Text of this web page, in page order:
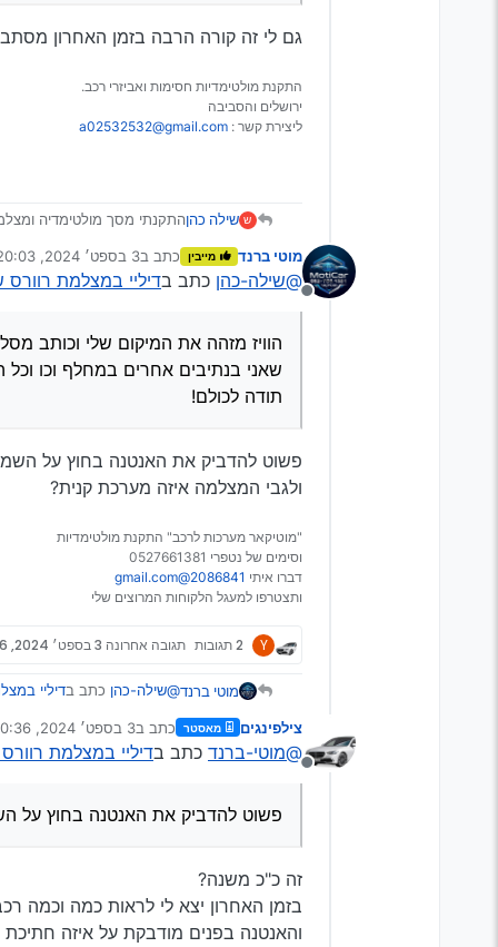
גם לי זה קורה הרבה בזמן האחרון
התקנת מולטימדיות חסימות ואביזרי רכב.
ירושלים והסביבה
ליצירת קשר : a02532532@gmail.com
ש שילה כהן
כשאני ברוורס המצלמה
הוויז מזהה את המיקום
מנותק
מוטי ברנד מייבין כתב ב3 בספט׳ 2024, 20:03
נערך לאחרונה על ידי
@שילה-כהן כתב בדיליי במצלמת רוורס
הוויז מזהה את המיקום שלי וכותב
שאני בנתיבים אחרים במחלף וכו
תודה לכולם!
פשוט להדביק את האנטנה בחוץ על
ולגבי המצלמה איזה מערכת קנית?
"מוטיקאר מערכות לרכב" התקנת מולטימדיות
וסימים של נטפרי 0527661381
דברו איתי 2086841@gmail.com
ותצטרפו למעגל הלקוחות המרוצים שלי
Y 2 תגובות תגובה אחרונה 3 בספט׳ 2024, 20:36
מוטי ברנד@שילה-כהן כתב בדיליי
הוויז מזהה את המיקום
ולגבי המצלמה איזה מערכת
מנותק
צילפינגים מאסטר כתב ב3 בספט׳ 2024, 20:36
נערך לאחרונה על ידי
@מוטי-ברנד כתב בדיליי במצלמת
פשוט להדביק את האנטנה בחוץ על
זה כ"כ משנה?
בזמן האחרון יצא לי לראות כמה וכמה
והאנטנה בפנים מודבקת על איזה